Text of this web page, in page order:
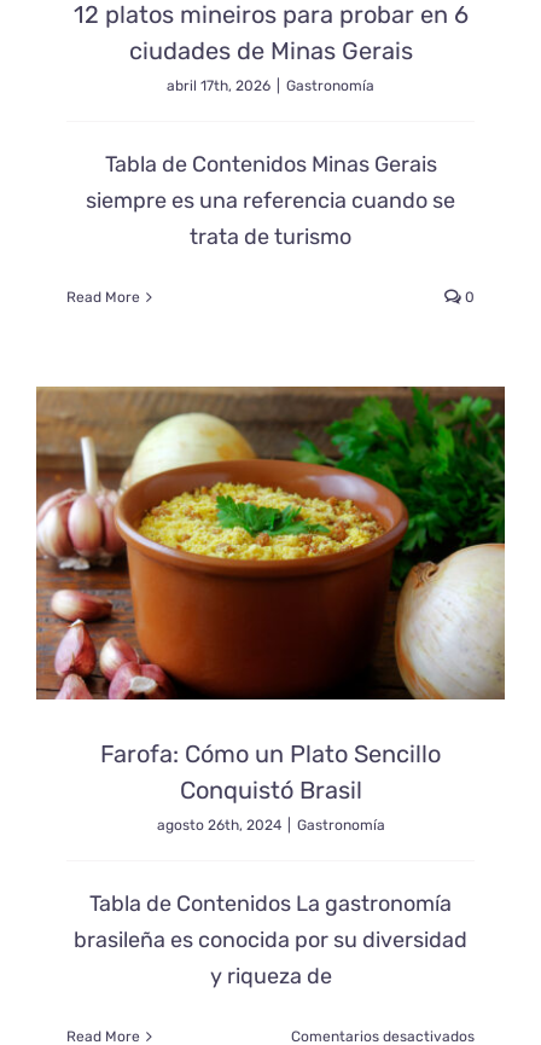
12 platos mineiros para probar en 6
ciudades de Minas Gerais
abril 17th, 2026 Gastronomía
Tabla de Contenidos Minas Gerais
siempre es una referencia cuando se
trata de turismo
Read More 0
Farofa: Cómo un Plato Sencillo
Conquistó Brasil
agosto 26th, 2024 Gastronomía
Tabla de Contenidos La gastronomía
brasileña es conocida por su diversidad
y riqueza de
Read More Comentarios desactivadosen